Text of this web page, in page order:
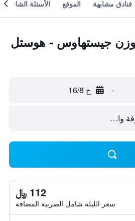
فنادق مشابهة الموقع الأسئلة الشائعة
جيستهاوس - هوستل
- ح 16/8
112 ﷼
سعر الليلة شامل الصريبة المضافة